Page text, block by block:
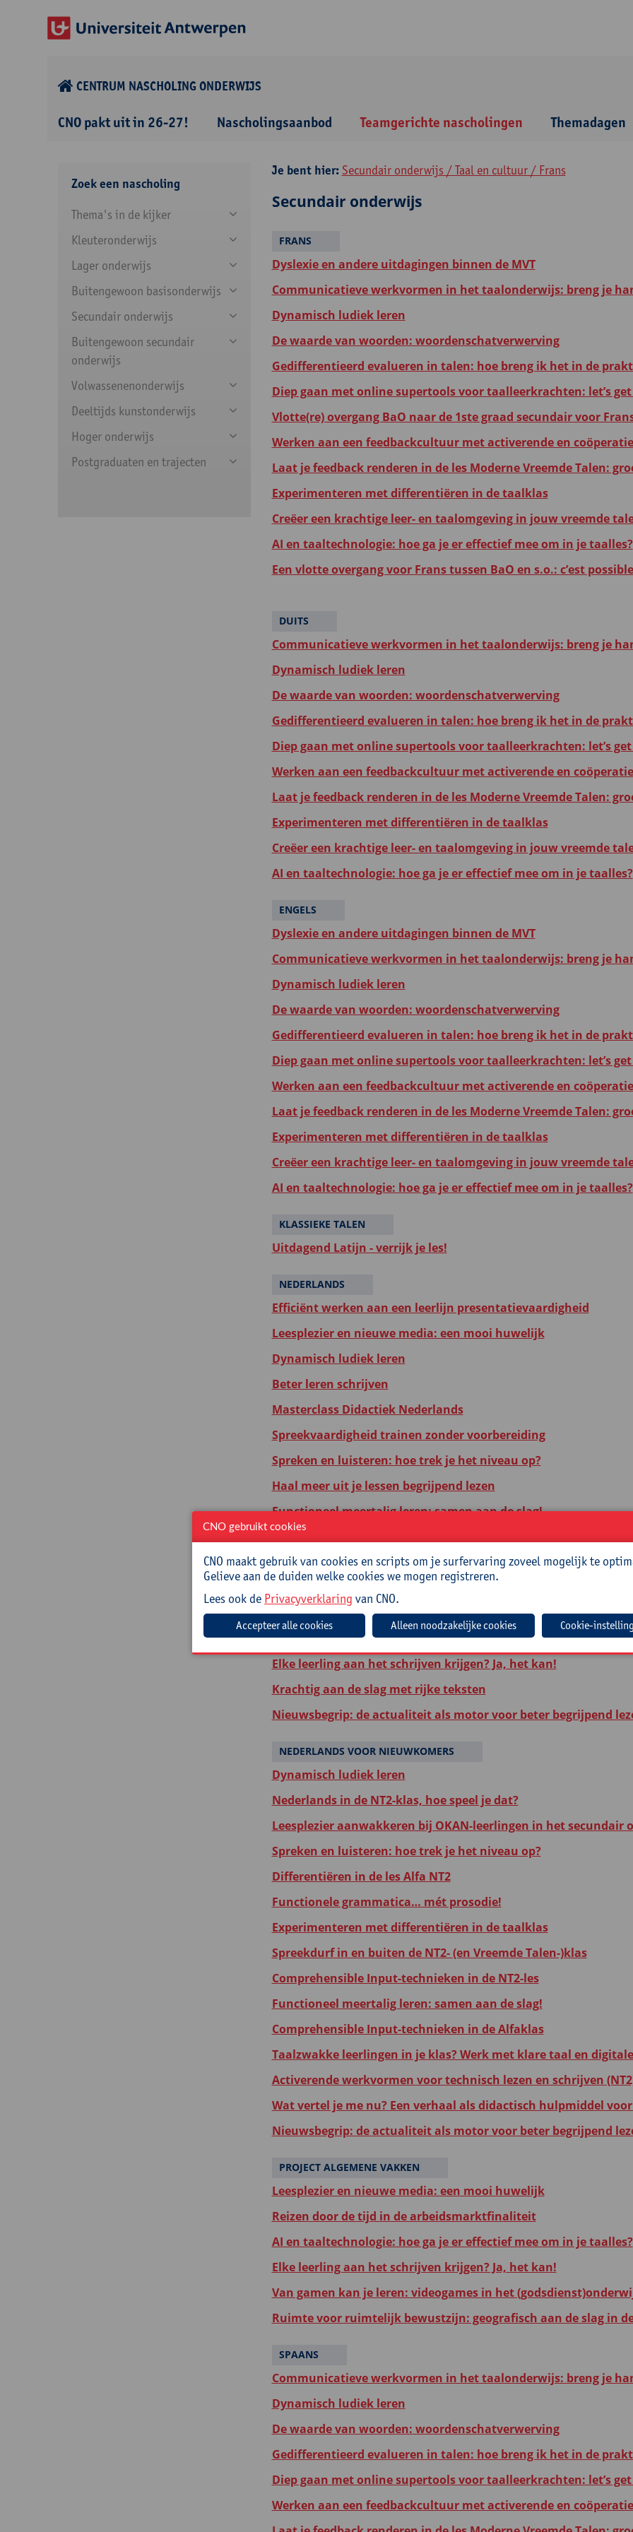
CENTRUM NASCHOLING ONDERWIJS
CNO pakt uit in 26-27! Nascholingsaanbod Teamgerichte nascholingen Themadagen
Zoek een nascholing
Thema's in de kijker
Kleuteronderwijs
Lager onderwijs
Buitengewoon basisonderwijs
Secundair onderwijs
Buitengewoon secundair
onderwijs
Volwassenenonderwijs
Deeltijds kunstonderwijs
Hoger onderwijs
Postgraduaten en trajecten
Je bent hier: Secundair onderwijs / Taal en cultuur / Frans
Secundair onderwijs
FRANS
Dyslexie en andere uitdagingen binnen de MVT
Communicatieve werkvormen in het taalonderwijs: breng je
Dynamisch ludiek leren
De waarde van woorden: woordenschatverwerving
Gedifferentieerd evalueren in talen: hoe breng ik het in de
Diep gaan met online supertools voor taalleerkrachten: let’s
Vlotte(re) overgang BaO naar de 1ste graad secundair voor
Werken aan een feedbackcultuur met activerende en
Laat je feedback renderen in de les Moderne Vreemde Talen:
Experimenteren met differentiëren in de taalklas
Creëer een krachtige leer- en taalomgeving in jouw vreemde
AI en taaltechnologie: hoe ga je er effectief mee om in je taalles?
Een vlotte overgang voor Frans tussen BaO en s.o.: c’est
DUITS
Communicatieve werkvormen in het taalonderwijs: breng je
Dynamisch ludiek leren
De waarde van woorden: woordenschatverwerving
Gedifferentieerd evalueren in talen: hoe breng ik het in de
Diep gaan met online supertools voor taalleerkrachten: let’s
Werken aan een feedbackcultuur met activerende en
Laat je feedback renderen in de les Moderne Vreemde Talen:
Experimenteren met differentiëren in de taalklas
Creëer een krachtige leer- en taalomgeving in jouw vreemde
AI en taaltechnologie: hoe ga je er effectief mee om in je taalles?
ENGELS
Dyslexie en andere uitdagingen binnen de MVT
Communicatieve werkvormen in het taalonderwijs: breng je
Dynamisch ludiek leren
De waarde van woorden: woordenschatverwerving
Gedifferentieerd evalueren in talen: hoe breng ik het in de
Diep gaan met online supertools voor taalleerkrachten: let’s
Werken aan een feedbackcultuur met activerende en
Laat je feedback renderen in de les Moderne Vreemde Talen:
Experimenteren met differentiëren in de taalklas
Creëer een krachtige leer- en taalomgeving in jouw vreemde
AI en taaltechnologie: hoe ga je er effectief mee om in je taalles?
KLASSIEKE TALEN
Uitdagend Latijn - verrijk je les!
NEDERLANDS
Efficiënt werken aan een leerlijn presentatievaardigheid
Leesplezier en nieuwe media: een mooi huwelijk
Dynamisch ludiek leren
Beter leren schrijven
Masterclass Didactiek Nederlands
Spreekvaardigheid trainen zonder voorbereiding
Spreken en luisteren: hoe trek je het niveau op?
Haal meer uit je lessen begrijpend lezen
Functioneel meertalig leren: samen aan de slag!
AI en taaltechnologie: hoe ga je er effectief mee om in je taalles?
Wat vertel je me nu? Een verhaal als didactisch hulpmiddel
Close reading: kritisch en verdiepend lezen
Leer je leerlingen genieten van lezen: op weg naar effectief
Elke leerling aan het schrijven krijgen? Ja, het kan!
Krachtig aan de slag met rijke teksten
Nieuwsbegrip: de actualiteit als motor voor beter begrijpend
NEDERLANDS VOOR NIEUWKOMERS
Dynamisch ludiek leren
Nederlands in de NT2-klas, hoe speel je dat?
Leesplezier aanwakkeren bij OKAN-leerlingen in het secundair
Spreken en luisteren: hoe trek je het niveau op?
Differentiëren in de les Alfa NT2
Functionele grammatica… mét prosodie!
Experimenteren met differentiëren in de taalklas
Spreekdurf in en buiten de NT2- (en Vreemde Talen-)klas
Comprehensible Input-technieken in de NT2-les
Functioneel meertalig leren: samen aan de slag!
Comprehensible Input-technieken in de Alfaklas
Taalzwakke leerlingen in je klas? Werk met klare taal en
Activerende werkvormen voor technisch lezen en schrijven
Wat vertel je me nu? Een verhaal als didactisch hulpmiddel
Nieuwsbegrip: de actualiteit als motor voor beter begrijpend
PROJECT ALGEMENE VAKKEN
Leesplezier en nieuwe media: een mooi huwelijk
Reizen door de tijd in de arbeidsmarktfinaliteit
AI en taaltechnologie: hoe ga je er effectief mee om in je taalles?
Elke leerling aan het schrijven krijgen? Ja, het kan!
Van gamen kan je leren: videogames in het
Ruimte voor ruimtelijk bewustzijn: geografisch aan de slag in
SPAANS
Communicatieve werkvormen in het taalonderwijs: breng je
Dynamisch ludiek leren
De waarde van woorden: woordenschatverwerving
Gedifferentieerd evalueren in talen: hoe breng ik het in de
Diep gaan met online supertools voor taalleerkrachten: let’s
Werken aan een feedbackcultuur met activerende en
CNO gebruikt cookies
CNO maakt gebruik van cookies en scripts om je surfervaring zoveel mogelijk te
Gelieve aan de duiden welke cookies we mogen registreren.
Lees ook de Privacyverklaring van CNO.
Cookie-